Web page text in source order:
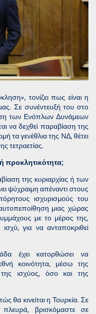
τονίζει πως είναι η
Σε συνέντευξή του στο
των Ενόπλων Δυνάμεων
να δεχθεί παραβίαση της
τα γενέθλια της ΝΔ, θέτει
τετραετίας.
προκλητικότητα;
της κυριαρχίας ή των
ψύχραιμη απέναντι στους
ισχυρισμούς του
μιας χώρας
με το μέρος της,
για να ανταποκριθεί
έχει κατορθώσει να
κοινότητα, μέσω της
ισχύος, όσο και της
θα κινείται η Τουρκία. Σε
βρισκόμαστε σε